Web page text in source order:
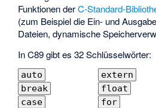
Funktionen derC-Standard-
(zum Beispiel die Ein- und
Dateien, dynamische
In C89 gibt es 32 Schlüsselwörter:
auto
break
case
extern
float
for